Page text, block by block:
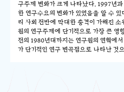
구주제 변화가 크게 나타났다. 1997년
한 연구수요의 변화가 있었음을 알 수
리 사회 전반에 막대한 충격이 가해진
원의 연구주제에 단기적으로 가장 큰 영
전의 1980년대까지는 연구원의 연혁에
가 단기적인 연구 변곡점으로 나타난 것